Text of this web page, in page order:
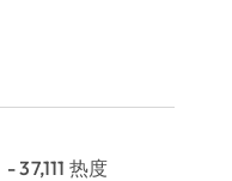
- 37,111 热度